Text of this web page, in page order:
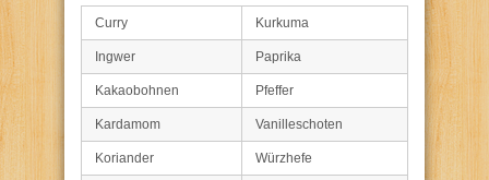
Curry Kurkuma
Ingwer Paprika
Kakaobohnen Pfeffer
Kardamom Vanilleschoten
Koriander Würzhefe